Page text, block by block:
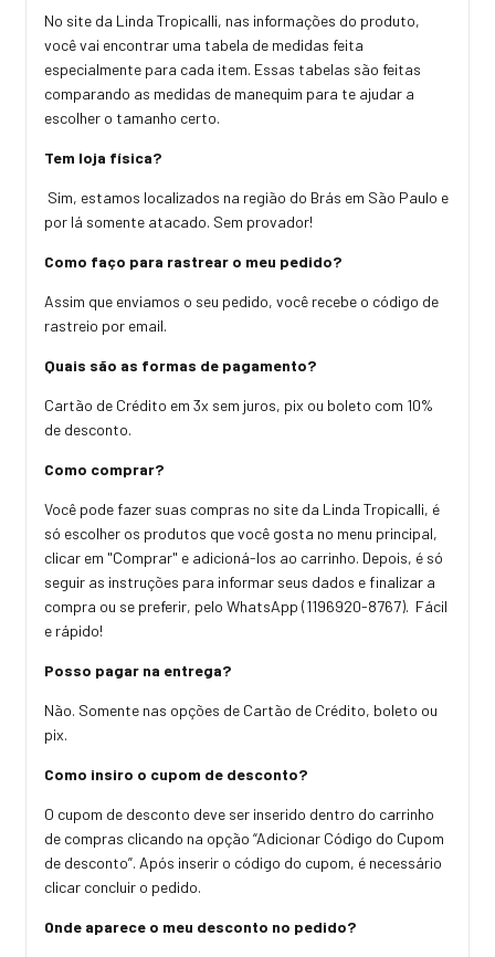
No site da Linda Tropicalli, nas informações do produto,
você vai encontrar uma tabela de medidas feita
especialmente para cada item. Essas tabelas são feitas
comparando as medidas de manequim para te ajudar a
escolher o tamanho certo.
Tem loja física?
Sim, estamos localizados na região do Brás em São Paulo e
por lá somente atacado. Sem provador!
Como faço para rastrear o meu pedido?
Assim que enviamos o seu pedido, você recebe o código de
rastreio por email.
Quais são as formas de pagamento?
Cartão de Crédito em 3x sem juros, pix ou boleto com 10%
de desconto.
Como comprar?
Você pode fazer suas compras no site da Linda Tropicalli, é
só escolher os produtos que você gosta no menu principal,
clicar em "Comprar" e adicioná-los ao carrinho. Depois, é só
seguir as instruções para informar seus dados e finalizar a
compra ou se preferir, pelo WhatsApp (1196920-8767). Fácil
e rápido!
Posso pagar na entrega?
Não. Somente nas opções de Cartão de Crédito, boleto ou
pix.
Como insiro o cupom de desconto?
O cupom de desconto deve ser inserido dentro do carrinho
de compras clicando na opção “Adicionar Código do Cupom
de desconto”. Após inserir o código do cupom, é necessário
clicar concluir o pedido.
Onde aparece o meu desconto no pedido?